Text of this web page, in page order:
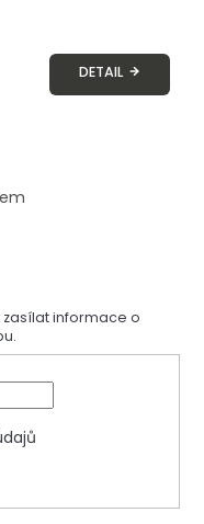
DETAIL
informace o